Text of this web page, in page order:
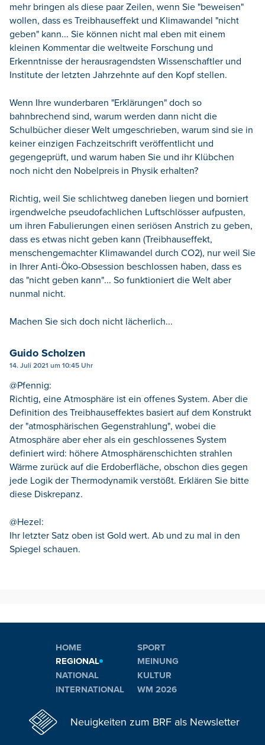
mehr bringen als diese paar Zeilen, wenn Sie "beweisen"
wollen, dass es Treibhauseffekt und Klimawandel "nicht
geben" kann... Sie können nicht mal eben mit einem
kleinen Kommentar die weltweite Forschung und
Erkenntnisse der herausragendsten Wissenschaftler und
Institute der letzten Jahrzehnte auf den Kopf stellen.
Wenn Ihre wunderbaren "Erklärungen" doch so
bahnbrechend sind, warum werden dann nicht die
Schulbücher dieser Welt umgeschrieben, warum sind sie in
keiner einzigen Fachzeitschrift veröffentlicht und
gegengeprüft, und warum haben Sie und ihr Klübchen
noch nicht den Nobelpreis in Physik erhalten?
Richtig, weil Sie schlichtweg daneben liegen und borniert
irgendwelche pseudofachlichen Luftschlösser aufpusten,
um ihren Fabulierungen einen seriösen Anstrich zu geben,
dass es etwas nicht geben kann (Treibhauseffekt,
menschengemachter Klimawandel durch CO2), nur weil Sie
in Ihrer Anti-Öko-Obsession beschlossen haben, dass es
das "nicht geben kann"... So funktioniert die Welt aber
nunmal nicht.
Machen Sie sich doch nicht lächerlich...
Guido Scholzen
14. Juli 2021 um 10:45 Uhr
@Pfennig:
Richtig, eine Atmosphäre ist ein offenes System. Aber die
Definition des Treibhauseffektes basiert auf dem Konstrukt
der "atmosphärischen Gegenstrahlung", wobei die
Atmosphäre aber eher als ein geschlossenes System
definiert wird: höhere Atmosphärenschichten strahlen
Wärme zurück auf die Erdoberfläche, obschon dies gegen
jede Logik der Thermodynamik verstößt. Erklären Sie bitte
diese Diskrepanz.
@Hezel:
Ihr letzter Satz oben ist Gold wert. Ab und zu mal in den
Spiegel schauen.
HOME
REGIONAL
NATIONAL
INTERNATIONAL
SPORT
MEINUNG
KULTUR
WM 2026
Neuigkeiten zum BRF als Newsletter